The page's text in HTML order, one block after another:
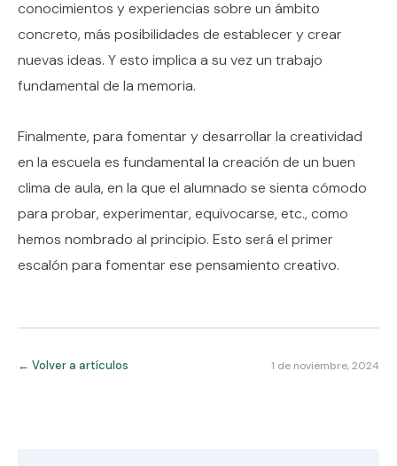
conocimientos y experiencias sobre un ámbito
concreto, más posibilidades de establecer y crear
nuevas ideas. Y esto implica a su vez un trabajo
fundamental de la memoria.
Finalmente, para fomentar y desarrollar la creatividad
en la escuela es fundamental la creación de un buen
clima de aula, en la que el alumnado se sienta cómodo
para probar, experimentar, equivocarse, etc., como
hemos nombrado al principio. Esto será el primer
escalón para fomentar ese pensamiento creativo.
← Volver a artículos 1 de noviembre, 2024